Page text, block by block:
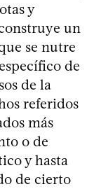
y
un
se nutre
de
de la
referidos
más
o de
y hasta
de cierto